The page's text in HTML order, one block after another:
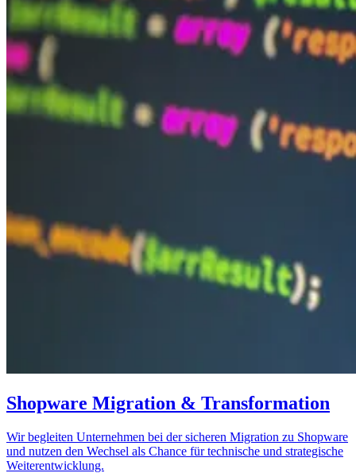
Shopware Migration & Transformation
Wir begleiten Unternehmen bei der sicheren Migration zu Shopware
und nutzen den Wechsel als Chance für technische und strategische
Weiterentwicklung.